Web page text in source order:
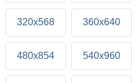
320x568 360x640
480x854 540x960